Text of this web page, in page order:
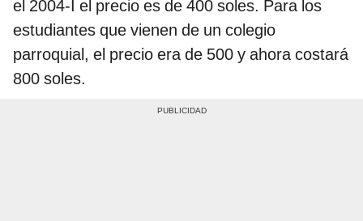
el 2004-I el precio es de 400 soles. Para los
estudiantes que vienen de un colegio
parroquial, el precio era de 500 y ahora costará
800 soles.